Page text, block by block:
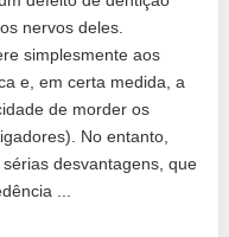
nervos deles.
simplesmente aos
e, em certa medida, a
de morder os
No entanto,
desvantagens, que
...